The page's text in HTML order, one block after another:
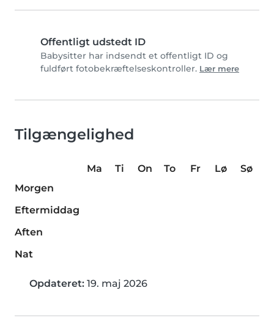
Offentligt udstedt ID
Babysitter har indsendt et offentligt ID og
fuldført fotobekræftelseskontroller. Lær mere
Tilgængelighed
Ma Ti On To Fr Lø
Sø
Morgen
Eftermiddag
Aften
Nat
Opdateret: 19. maj 2026